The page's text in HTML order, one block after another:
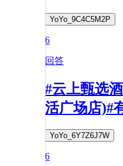
YoYo_9C4C5M2P
6
回答
#云上甄选
活广场店)#
YoYo_6Y7Z6J7W
6